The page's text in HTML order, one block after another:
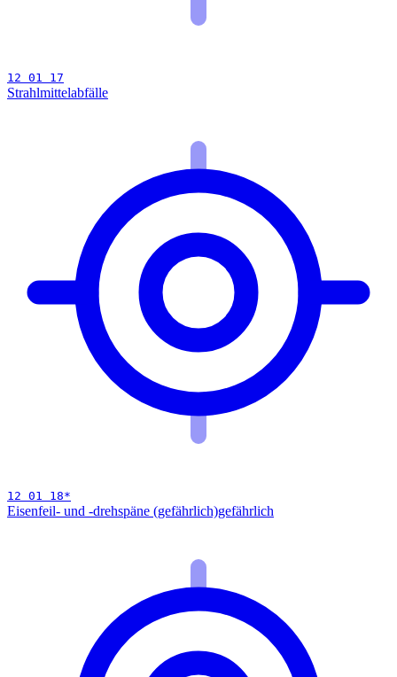
12 01 17
Strahlmittelabfälle
12 01 18*
Eisenfeil- und -drehspäne (gefährlich)gefährlich